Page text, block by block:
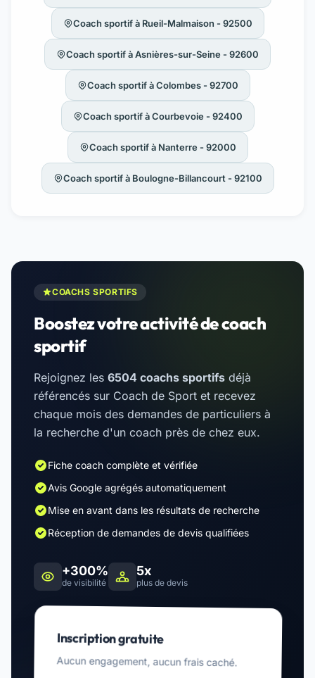
Coach sportif à Rueil-Malmaison - 92500
Coach sportif à Asnières-sur-Seine - 92600
Coach sportif à Colombes - 92700
Coach sportif à Courbevoie - 92400
Coach sportif à Nanterre - 92000
Coach sportif à Boulogne-Billancourt - 92100
COACHS SPORTIFS
Boostez votre activité de coach
sportif
Rejoignez les 6504 coachs sportifs déjà
référencés sur Coach de Sport et recevez
chaque mois des demandes de particuliers à
la recherche d'un coach près de chez eux.
Fiche coach complète et vérifiée
Avis Google agrégés automatiquement
Mise en avant dans les résultats de recherche
Réception de demandes de devis qualifiées
+300%
de visibilité
5x
plus de devis
Inscription gratuite
Aucun engagement, aucun frais caché.